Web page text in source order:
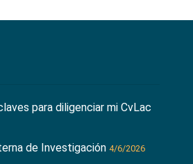
para diligenciar mi CvLac
de Investigación 4/6/2026